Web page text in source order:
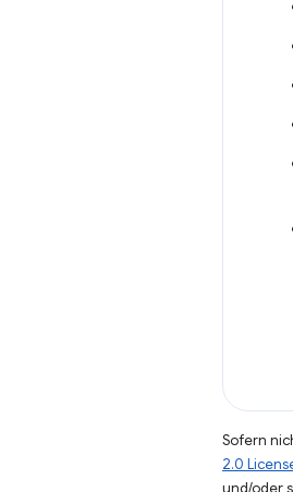
Sofern
2.0
und/oder